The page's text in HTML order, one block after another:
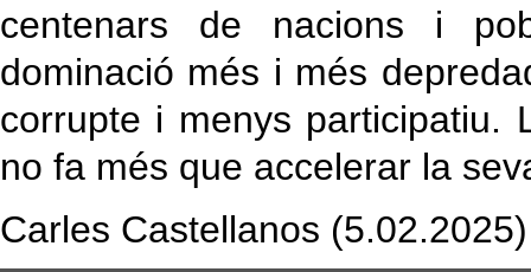
centenars de nacions i
dominació més i més
corrupte i menys participatiu.
no fa més que accelerar la
Carles Castellanos (5.02.2025)